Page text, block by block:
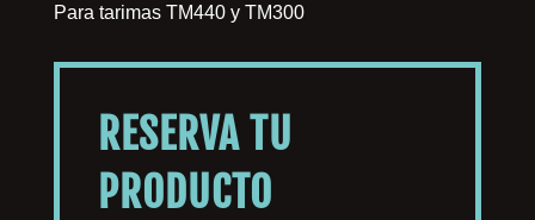
Para tarimas TM440 y TM300
RESERVA TU
PRODUCTO